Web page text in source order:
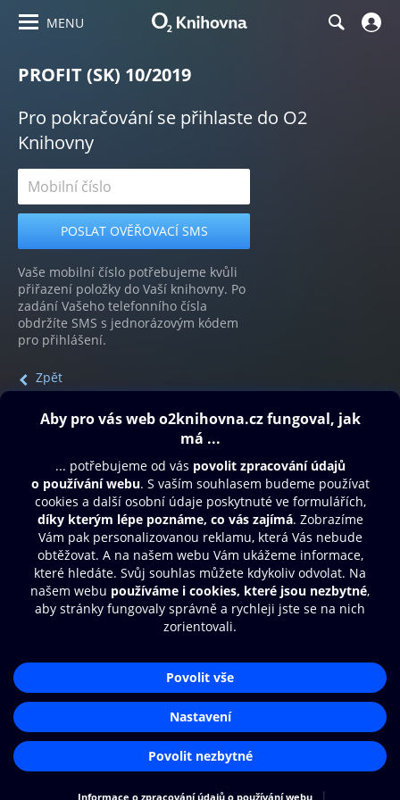
MENU
PROFIT (SK) 10/2019
Pro pokračování se přihlaste do O2
Knihovny
Vaše mobilní číslo potřebujeme kvůli
přiřazení položky do Vaší knihovny. Po
zadání Vašeho telefonního čísla
obdržíte SMS s jednorázovým kódem
pro přihlášení.
Zpět
Obsah ke stažení
Moje O2 Knihovna
Další zábava
© O2 Czech Republic a.s.
Přístupnost
Zásady zpracování osobních údajů
Nastavení cookies
Aplikace O2 Knihovna
Čti a poslouchej své e-knihy a
audioknihy rychleji a pohodlněji.